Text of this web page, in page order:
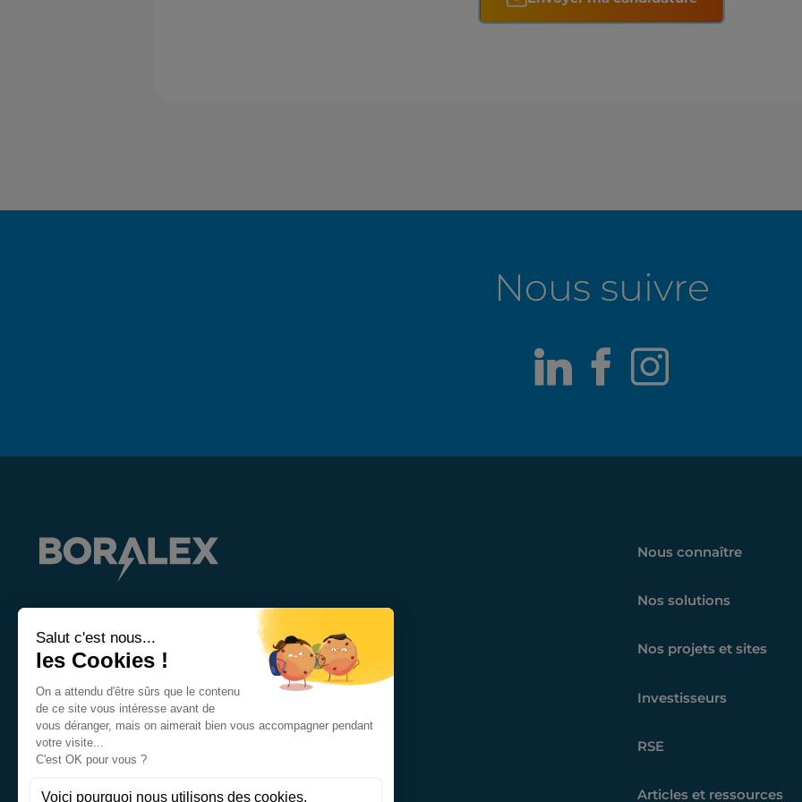
Nous suivre
LinkedIn
Facebook
36, rue Lajeunesse
Kingsey Falls, Québec J0A 1B0
Canada
Nous connaître
Nos solutions
Nos projets et sites
Investisseurs
RSE
Articles et ressources